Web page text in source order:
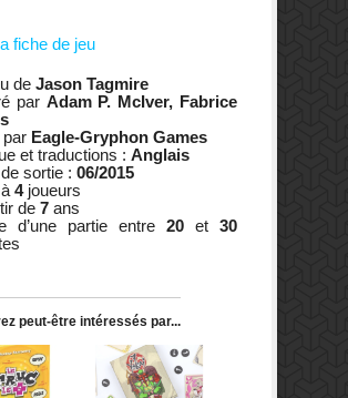
fiche de jeu
de Jason Tagmire
par Adam P. McIver, Fabrice
par Eagle-Gryphon Games
et traductions : Anglais
sortie : 06/2015
à 4joueurs
de 7 ans
d’une partie entre 20 et 30
peut-être intéressés par...